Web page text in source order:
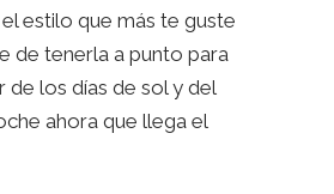
estilo que más te guste
de tenerla a punto para
de los días de sol y del
ahora que llega el